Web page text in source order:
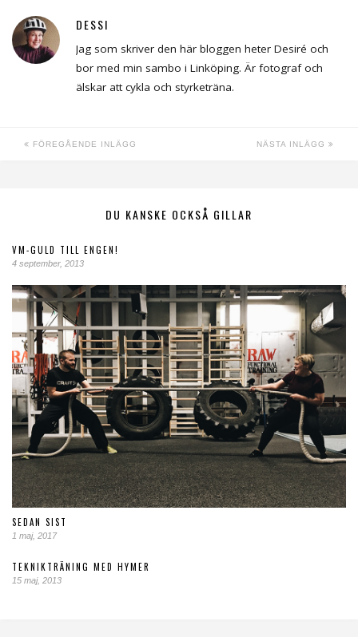
DESSI
Jag som skriver den här bloggen heter Desiré och
bor med min sambo i Linköping. Är fotograf och
älskar att cykla och styrketräna.
FÖREGÅENDE INLÄGG NÄSTA INLÄGG
DU KANSKE OCKSÅ GILLAR
VM-GULD TILL ENGEN!
4 september, 2013
SEDAN SIST
1 maj, 2017
TEKNIKTRÄNING MED HYMER
15 maj, 2013